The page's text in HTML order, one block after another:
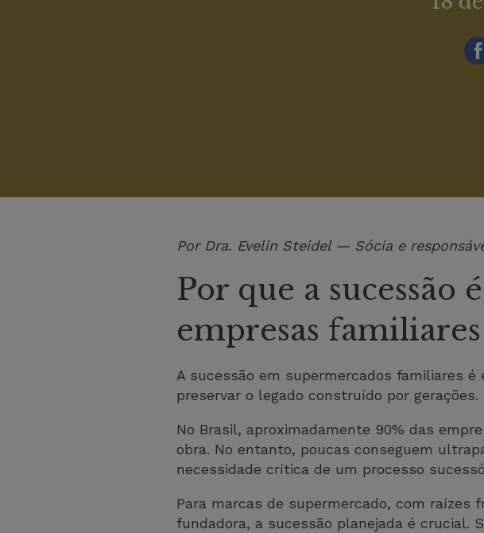
Por Dra. Evelin Steidel — Sócia e
Por que a sucessão
empresas
A sucessão em supermercados familiares
preservar o legado construído por gerações.
No Brasil, aproximadamente 90% das
obra. No entanto, poucas conseguem
necessidade crítica de um processo
Para marcas de supermercado, com raízes
fundadora, a sucessão planejada é crucial.